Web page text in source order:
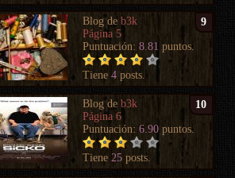
9
Blog deb3k
Página 5
Puntuación:8.81 puntos.
Tiene4 posts.
10
Blog deb3k
Página 6
Puntuación:6.90 puntos.
Tiene25 posts.